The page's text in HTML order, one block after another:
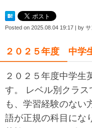
Posted on 2025.08.04 19:17 | by サ
２０２５年度 中学
２０２５年度中学生
す。 レベル別クラ
も、学習経験のない
語が正規の科目にな